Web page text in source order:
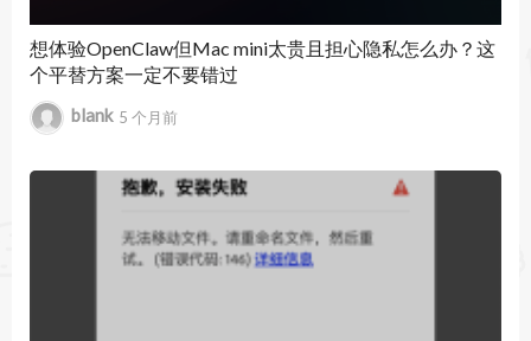
想体验OpenClaw但Mac mini太贵且担心隐私怎么办？这
个平替方案一定不要错过
blank 5 个月前